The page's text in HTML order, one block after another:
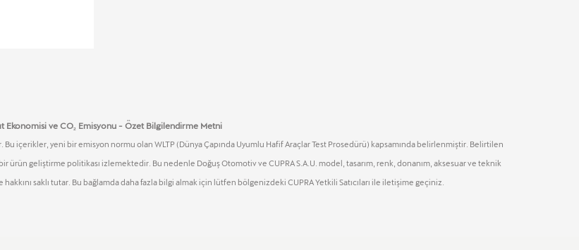
Ekonomisi ve CO₂ Emisyonu - Özet Bilgilendirme Metni
içerikler, yeni bir emisyon normu olan WLTP (Dünya Çapında Uyumlu Hafif Araçlar Test Prosedürü) kapsamında belirlenmiştir. Belirtilen
ürün geliştirme politikası izlemektedir. Bu nedenle Doğuş Otomotiv ve CUPRA S.A.U. model, tasarım, renk, donanım, aksesuar ve teknik
saklı tutar. Bu bağlamda daha fazla bilgi almak için lütfen bölgenizdeki CUPRA Yetkili Satıcıları ile iletişime geçiniz.